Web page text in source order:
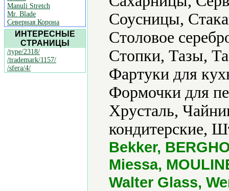
Manuli Stretch
Mr. Blade
Северная Корона
ИНТЕРЕСНЫЕ
СТРАНИЦЫ
/type/2318/
/trademark/1157/
/sfera/4/
Соусницы,
Столовое
Стопки, Тазы,
Фартуки для
Формочки для
Хрусталь,
кондитерские,
Bekker,
Miessa,
Walter Glass,